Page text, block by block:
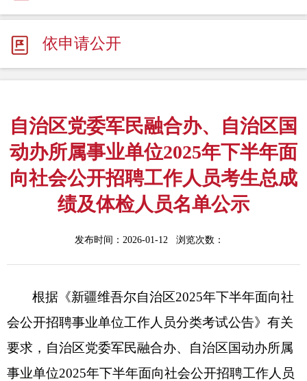
依申请公开
自治区党委军民融合办、自治区国
动办所属事业单位2025年下半年面
向社会公开招聘工作人员考生总成
绩及体检人员名单公示
发布时间：2026-01-12 浏览次数：
根据 《新疆维吾尔自治区2025年下半年面向社
会公开招聘事业单位工作人员分类考试公告》有关
要求 ， 自治区党委军民融合办、自治区国动办所属
事业单位2025年下半年面向社会公开招聘工作人员